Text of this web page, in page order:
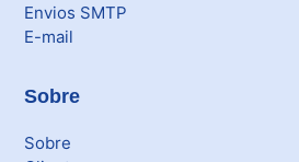
Interno - Cloud Interno
Interno - CloudStack
Interno - Procedimentos Internos
Envios SMTP
E-mail
Sobre
Sobre